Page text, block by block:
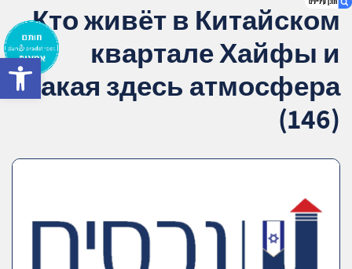
1. Кто живёт в Китайском квартале Хайфы
и какая здесь атмосфера (146)
2. אודות U נכסים
3. שאלתם ? ענינו !
Кто живёт в Китайском
квартале Хайфы и
какая здесь атмосфера
(146)